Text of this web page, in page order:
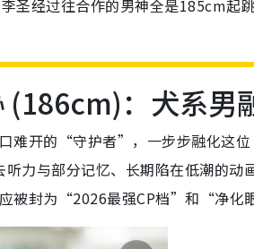
圣经过往合作的男神全是185cm
：犬系男
难开的“守护者”，一步步融化这
力与部分记忆、长期陷在低潮的动
被封为“2026最强CP档”和“净化